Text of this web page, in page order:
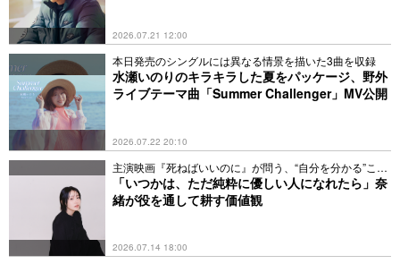
2026.07.21 12:00
本日発売のシングルには異なる情景を描いた3曲を収録
水瀬いのりのキラキラした夏をパッケージ、野外
ライブテーマ曲「Summer Challenger」MV公開
2026.07.22 20:10
主演映画『死ねばいいのに』が問う、“自分を分かる”こと
とは
「いつかは、ただ純粋に優しい人になれたら」奈
緒が役を通して耕す価値観
2026.07.14 18:00